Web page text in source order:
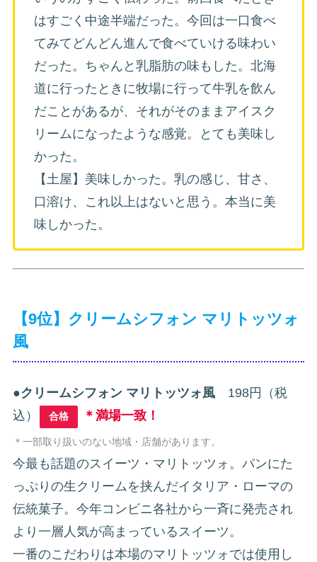
はすごく中途半端だった。今回は一口食べ
てみてどんどん進んで食べていける味わい
だった。ちゃんと乳脂肪の味もした。北海
道に行ったときに牧場に行って牛乳を飲ん
だことがあるが、それがそのままアイスク
リームになったような感覚。とても美味し
かった。
【土屋】美味しかった。乳の感じ、甘さ、
口溶け、これ以上はないと思う。本当に美
味しかった。
【9位】クリームシフォン マリトッツォ
風
●クリームシフォン マリトッツォ風 198円（税
込）
合格 ＊満場一致！
＊一部取り扱いのない地域・店舗があります。
今最も話題のスイーツ・マリトッツォ。パンにた
っぷりの生クリームを挟んだイタリア・ローマの
伝統菓子。今年コンビニ各社から一斉に発売され
より一層人気が高まっているスイーツ。
一番のこだわりは本場のマリトッツォでは使用し